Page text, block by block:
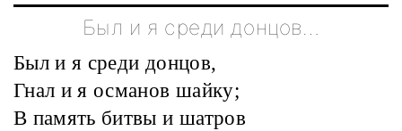
Был и я среди донцов…
Был и я среди донцов,
Гнал и я османов шайку;
В память битвы и шатров